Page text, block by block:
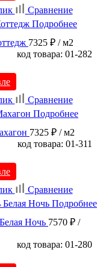
Сравнение
Подробнее
7325 ₽ / м2
код товара: 01-282
Сравнение
Подробнее
7325 ₽ / м2
код товара: 01-311
Сравнение
Подробнее
Ночь 7570 ₽ /
код товара: 01-280